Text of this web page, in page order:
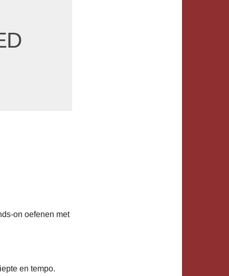
on oefenen met
en tempo.